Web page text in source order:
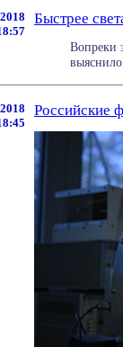
Быстрее
Вопреки
Российские